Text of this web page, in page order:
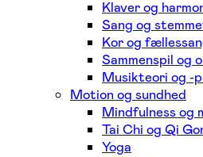
Klaver og
Sang og
Kor og
Sammenspil og
Musikteori og -
Motion og sundhed
Mindfulness og
Tai Chi og Qi
Yoga